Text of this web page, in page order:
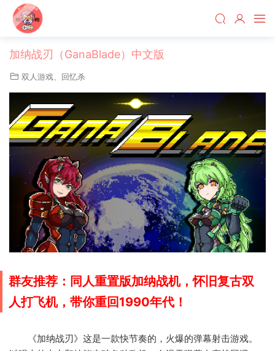
加纳战刃（GanaBlade）中文版
双人游戏 回忆杀
群友推荐：同人重置版加纳战机，怀旧复古双
人打飞机，带你重回1990年代！
《加纳战刃》这是一款快节奏的，火爆的弹幕射击游戏。